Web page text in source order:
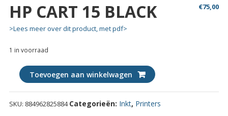
HP CART 15 BLACK €75,00
>Lees meer over dit product, met pdf>
1 in voorraad
CART
15
BLACK
Toevoegen aan winkelwagen
SKU: 884962825884 Categorieën: Inkt, Printers